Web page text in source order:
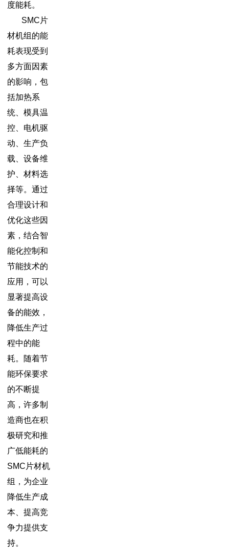
度能耗。
SMC片
材机组的能
耗表现受到
多方面因素
的影响，包
括加热系
统、模具温
控、电机驱
动、生产负
载、设备维
护、材料选
择等。通过
合理设计和
优化这些因
素，结合智
能化控制和
节能技术的
应用，可以
显著提高设
备的能效，
降低生产过
程中的能
耗。随着节
能环保要求
的不断提
高，许多制
造商也在积
极研究和推
广低能耗的
SMC片材机
组，为企业
降低生产成
本、提高竞
争力提供支
持。